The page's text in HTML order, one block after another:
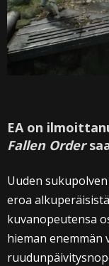
EA on
Fallen Order
Uuden
eroa
kuvanopeutensa
hieman enemmän